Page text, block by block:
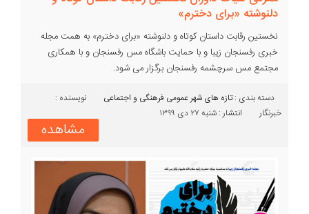
دلنوشته «برای دخترم»
نخستین رقابت داستان کوتاه و دلنوشته «برای دخترم» به همت مجله
خبری رفسنجان زیبا و با حمایت باشگاه مس رفسنجان و با همکاری
مجتمع مس سرچشمه رفسنجان برگزار می شود.
دسته بندی :‌تازه های شهرعمومی فرهنگی و اجتماعی
نویسنده :
خبرنگار
انتشار : شنبه ۲۷ دی ۱۳۹۹
مشاهده